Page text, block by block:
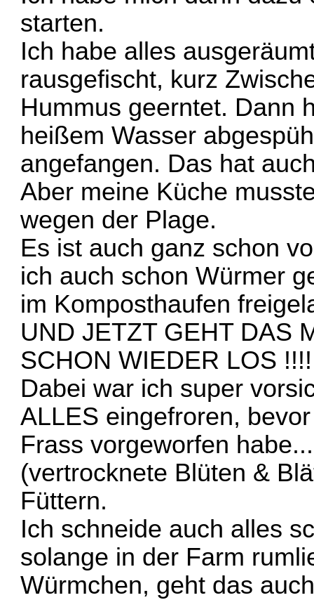
starten.
Ich habe alles
rausgefischt, kurz
Hummus geerntet. Dann
heißem Wasser
angefangen. Das hat
Aber meine Küche
wegen der Plage.
Es ist auch ganz schon
ich auch schon Würmer
im Komposthaufen
UND JETZT GEHT DAS
SCHON WIEDER LOS !!!!
Dabei war ich super
ALLES eingefroren,
Frass vorgeworfen
(vertrocknete Blüten &
Füttern.
Ich schneide auch alles
solange in der Farm
Würmchen, geht das